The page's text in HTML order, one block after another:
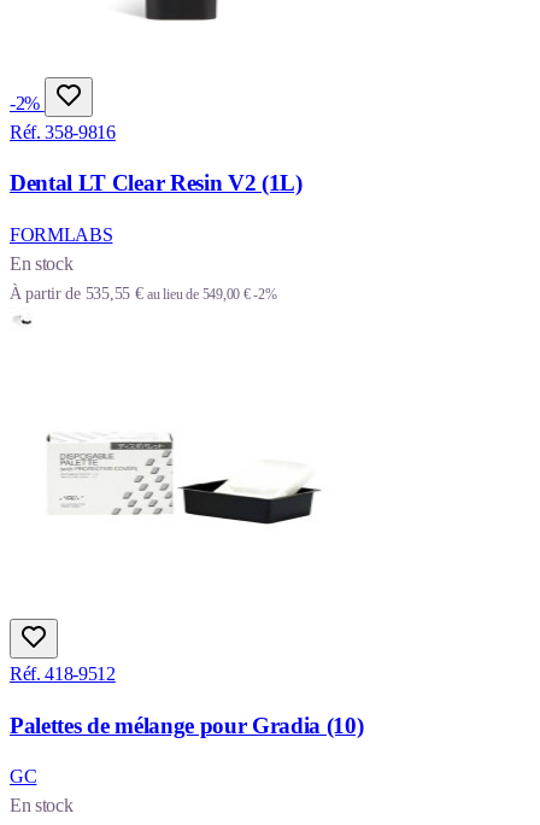
-2%
Réf. 358-9816
Dental LT Clear Resin V2 (1L)
FORMLABS
En stock
À partir de 535,55 € au lieu de 549,00 €-2%
Réf. 418-9512
Palettes de mélange pour Gradia (10)
GC
En stock